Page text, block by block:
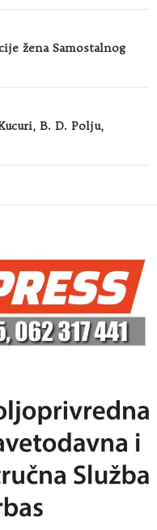
žena Samostalnog
B. D. Polju,